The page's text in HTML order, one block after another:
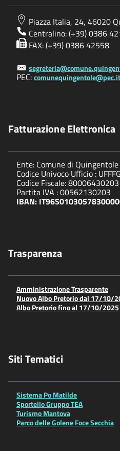
Piazza Italia, 24, 46020
Centralino: (+39) 0386
FAX: (+39) 0386 42558
PEC:comunequingentole@pec.it
Fatturazione Elettronica
Ente: Comune di Quingentole
Codice Univoco Ufficio :
Codice Fiscale: 80006430203
Partita IVA : 00562130203
IBAN:
Trasparenza
Amministrazione Trasparente
Nuovo Albo Pretorio dal 17/10/
Albo Pretorio fino al 17/10/2025
Siti Tematici
Sistema Po Matilde
Sportello Gruppo TEA
Turismo Mantova
Parco delle Golene Foce Secchia